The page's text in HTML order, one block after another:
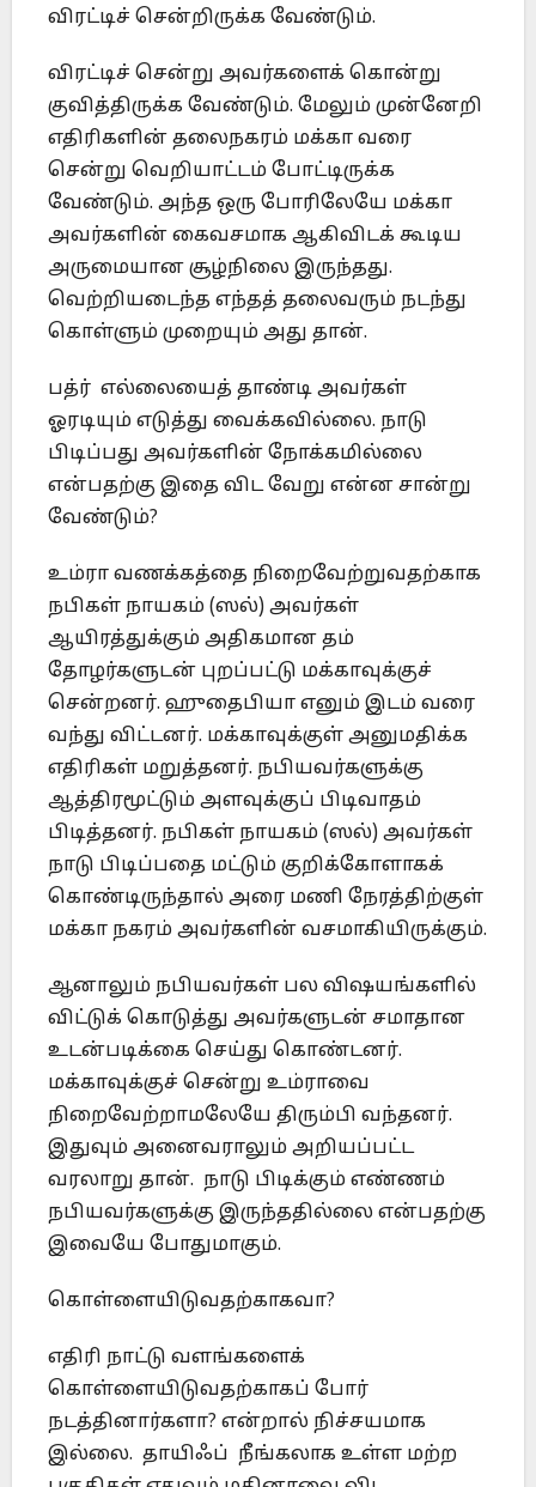
விரட்டிச் சென்றிருக்க வேண்டும்.
விரட்டிச் சென்று அவர்களைக் கொன்று
குவித்திருக்க வேண்டும். மேலும் முன்னேறி
எதிரிகளின் தலைநகரம் மக்கா வரை
சென்று வெறியாட்டம் போட்டிருக்க
வேண்டும். அந்த ஒரு போரிலேயே மக்கா
அவர்களின் கைவசமாக ஆகிவிடக் கூடிய
அருமையான சூழ்நிலை இருந்தது.
வெற்றியடைந்த எந்தத் தலைவரும் நடந்து
கொள்ளும் முறையும் அது தான்.
பத்ர் எல்லையைத் தாண்டி அவர்கள்
ஓரடியும் எடுத்து வைக்கவில்லை. நாடு
பிடிப்பது அவர்களின் நோக்கமில்லை
என்பதற்கு இதை விட வேறு என்ன சான்று
வேண்டும்?
உம்ரா வணக்கத்தை நிறைவேற்றுவதற்காக
நபிகள் நாயகம் (ஸல்) அவர்கள்
ஆயிரத்துக்கும் அதிகமான தம்
தோழர்களுடன் புறப்பட்டு மக்காவுக்குச்
சென்றனர். ஹுதைபியா எனும் இடம் வரை
வந்து விட்டனர். மக்காவுக்குள் அனுமதிக்க
எதிரிகள் மறுத்தனர். நபியவர்களுக்கு
ஆத்திரமூட்டும் அளவுக்குப் பிடிவாதம்
பிடித்தனர். நபிகள் நாயகம் (ஸல்) அவர்கள்
நாடு பிடிப்பதை மட்டும் குறிக்கோளாகக்
கொண்டிருந்தால் அரை மணி நேரத்திற்குள்
மக்கா நகரம் அவர்களின் வசமாகியிருக்கும்.
ஆனாலும் நபியவர்கள் பல விஷயங்களில்
விட்டுக் கொடுத்து அவர்களுடன் சமாதான
உடன்படிக்கை செய்து கொண்டனர்.
மக்காவுக்குச் சென்று உம்ராவை
நிறைவேற்றாமலேயே திரும்பி வந்தனர்.
இதுவும் அனைவராலும் அறியப்பட்ட
வரலாறு தான். நாடு பிடிக்கும் எண்ணம்
நபியவர்களுக்கு இருந்ததில்லை என்பதற்கு
இவையே போதுமாகும்.
கொள்ளையிடுவதற்காகவா?
எதிரி நாட்டு வளங்களைக்
கொள்ளையிடுவதற்காகப் போர்
நடத்தினார்களா? என்றால் நிச்சயமாக
இல்லை. தாயிஃப் நீங்கலாக உள்ள மற்ற